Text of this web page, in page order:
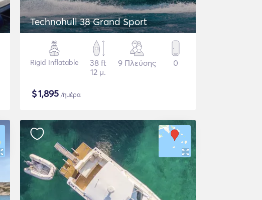
Technohull 38 Grand Sport
Rigid Inflatable
38 ft
12 μ.
9 Πλεύσης 0
$1,895 /ημέρα